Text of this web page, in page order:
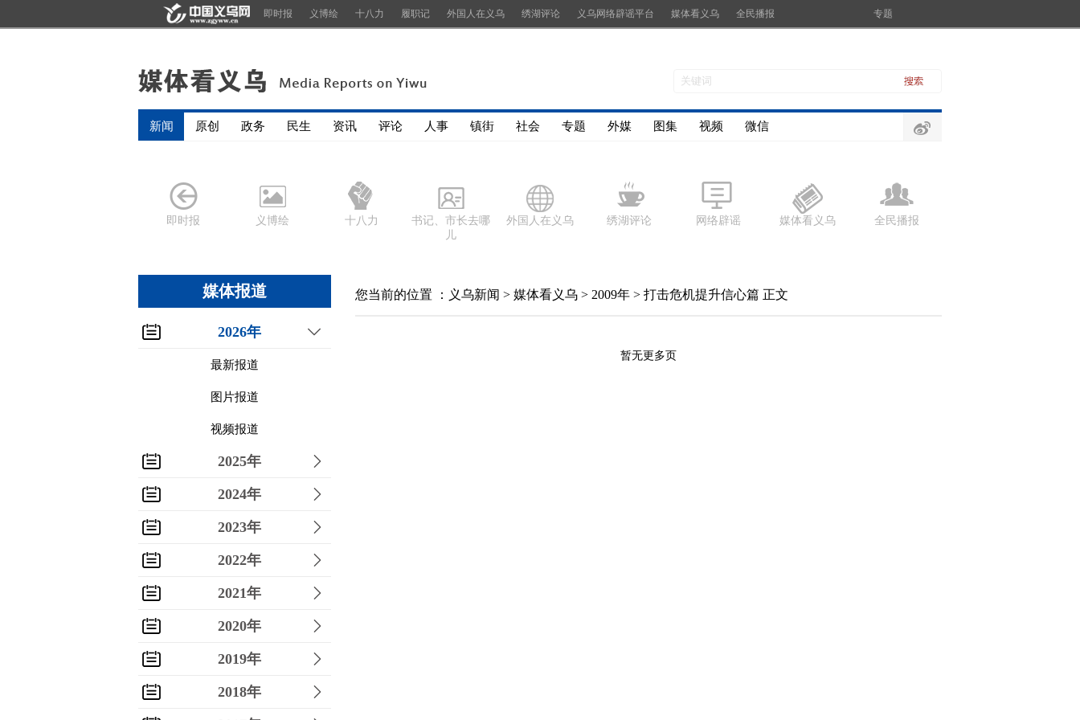
即时报 义博绘 十八力 履职记 外国人在义乌 绣湖评论 义乌网络辟谣平台 媒体看义乌 全民播报 专题
新闻 原创 政务 民生 资讯 评论 人事 镇街 社会 专题 外媒 图集 视频 微信
即时报 义博绘 十八力
书记、市长去哪
儿
外国人在义乌 绣湖评论 网络辟谣 媒体看义乌 全民播报
媒体报道
2026年
最新报道
图片报道
视频报道
2025年
2024年
2023年
2022年
2021年
2020年
2019年
2018年
您当前的位置 ： 义乌新闻 > 媒体看义乌 > 2009年 > 打击危机提升信心篇 正文
暂无更多页